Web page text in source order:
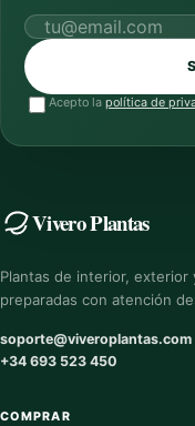
Correo electrónico
Acepto la política de
Vivero Plantas
Plantas de interior, exterior
preparadas con atención
soporte@viveroplantas.com
+34 693 523 450
COMPRAR